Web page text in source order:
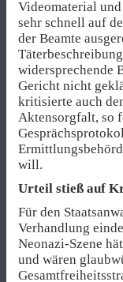
Videomaterial
sehr schnell auf
der Beamte
widersprechende
Gericht nicht
kritisierte auch
Aktensorgfalt, so
will.
Urteil stieß auf
Für den
Verhandlung
Neonazi-Szene
und wären